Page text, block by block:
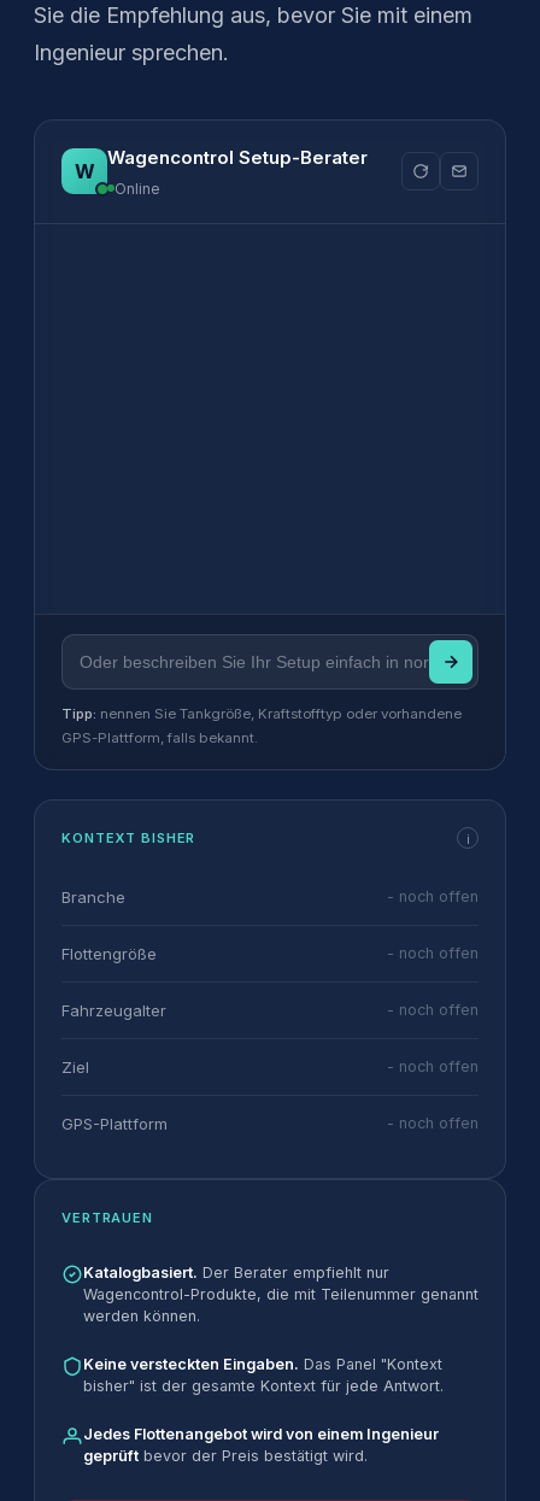
Sie die Empfehlung aus, bevor Sie mit einem
Ingenieur sprechen.
Wagencontrol Setup-Berater
Online
Tipp: nennen Sie Tankgröße, Kraftstofftyp oder vorhandene
GPS-Plattform, falls bekannt.
KONTEXT BISHER i
Branche - noch offen
Flottengröße - noch offen
Fahrzeugalter - noch offen
Ziel - noch offen
GPS-Plattform - noch offen
VERTRAUEN
Katalogbasiert. Der Berater empfiehlt nur
Wagencontrol-Produkte, die mit Teilenummer genannt
werden können.
Keine versteckten Eingaben. Das Panel "Kontext
bisher" ist der gesamte Kontext für jede Antwort.
Jedes Flottenangebot wird von einem Ingenieur
geprüft bevor der Preis bestätigt wird.